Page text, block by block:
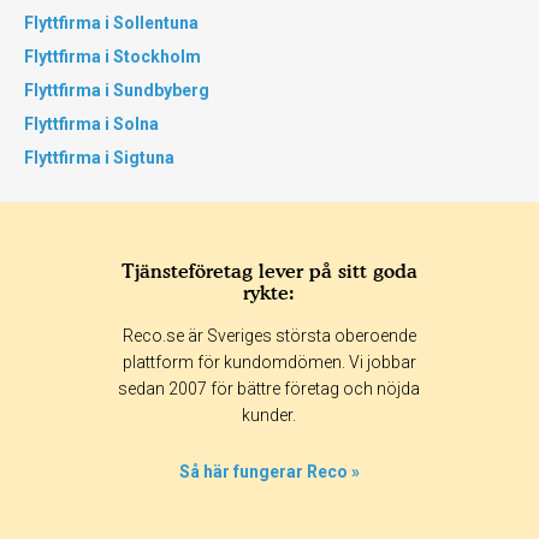
Flyttfirma i Sollentuna
Flyttfirma i Stockholm
Flyttfirma i Sundbyberg
Flyttfirma i Solna
Flyttfirma i Sigtuna
Tjänsteföretag lever på sitt goda
rykte:
Reco.se är Sveriges största oberoende
plattform för kundomdömen. Vi jobbar
sedan 2007 för bättre företag och nöjda
kunder.
Så här fungerar Reco »